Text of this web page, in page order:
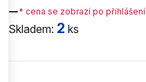
—* cena se zobrazí po přihlášení
Skladem: 2 ks